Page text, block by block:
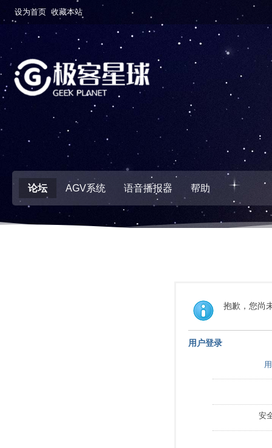
设为首页 收藏本站
论坛 AGV系统 语音播报器 帮助
抱歉，您尚
用户登录
安